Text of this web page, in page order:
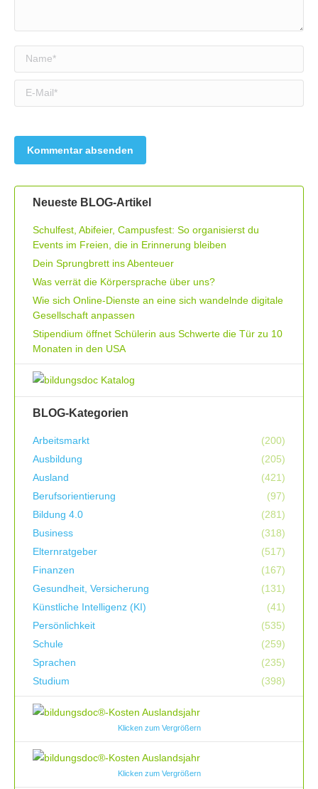
Name *
E-Mail *
Neueste BLOG-Artikel
Schulfest, Abifeier, Campusfest: So organisierst du
Events im Freien, die in Erinnerung bleiben
Dein Sprungbrett ins Abenteuer
Was verrät die Körpersprache über uns?
Wie sich Online-Dienste an eine sich wandelnde digitale
Gesellschaft anpassen
Stipendium öffnet Schülerin aus Schwerte die Tür zu 10
Monaten in den USA
BLOG-Kategorien
Arbeitsmarkt
(200)
Ausbildung
(205)
Ausland
(421)
Berufsorientierung
(97)
Bildung 4.0
(281)
Business
(318)
Elternratgeber
(517)
Finanzen
(167)
Gesundheit, Versicherung
(131)
Künstliche Intelligenz (KI)
(41)
Persönlichkeit
(535)
Schule
(259)
Sprachen
(235)
Studium
(398)
Klicken zum Vergrößern
Klicken zum Vergrößern